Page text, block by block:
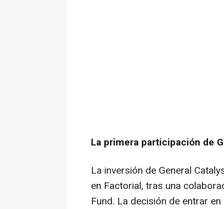
La primera participación de
La inversión de General
en Factorial, tras una
Fund. La decisión de entrar